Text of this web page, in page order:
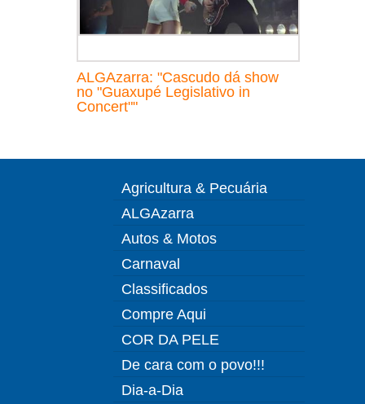
ALGAzarra: "Cascudo dá show
no "Guaxupé Legislativo in
Concert""
Agricultura & Pecuária
ALGAzarra
Autos & Motos
Carnaval
Classificados
Compre Aqui
COR DA PELE
De cara com o povo!!!
Dia-a-Dia